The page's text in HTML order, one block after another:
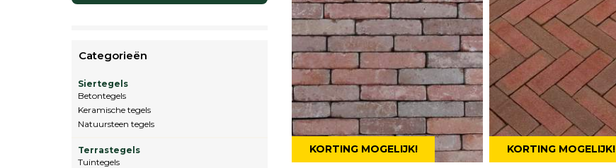
Categorieën
Siertegels
Betontegels
Keramische tegels
Natuursteen tegels
Terrastegels
Tuintegels
KORTING MOGELIJK! KORTING MOGELIJK!